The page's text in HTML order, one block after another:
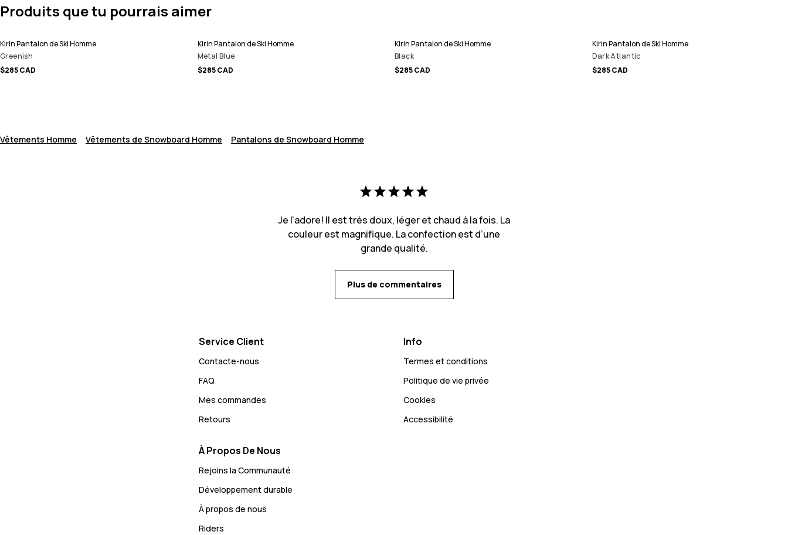
Produits que tu pourrais aimer
Kirin Pantalon de Ski Homme
Greenish
$285 CAD
Kirin Pantalon de Ski Homme
Metal Blue
$285 CAD
Kirin Pantalon de Ski Homme
Black
$285 CAD
Kirin Pantalon de Ski Homme
Dark Atlantic
$285 CAD
Vêtements Homme Vêtements de Snowboard Homme Pantalons de Snowboard Homme
Je l’adore! Il est très doux, léger et chaud à la fois. La
couleur est magnifique. La confection est d’une
grande qualité.
Plus de commentaires
Service Client
Contacte-nous
FAQ
Mes commandes
Retours
Info
Termes et conditions
Politique de vie privée
Cookies
Accessibilité
À Propos De Nous
Rejoins la Communauté
Développement durable
À propos de nous
Riders